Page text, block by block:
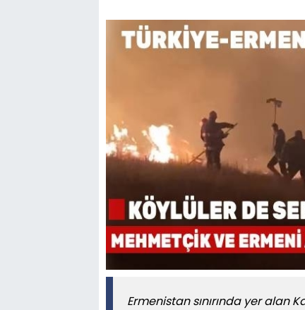
Ermenistan sınırında yer alan